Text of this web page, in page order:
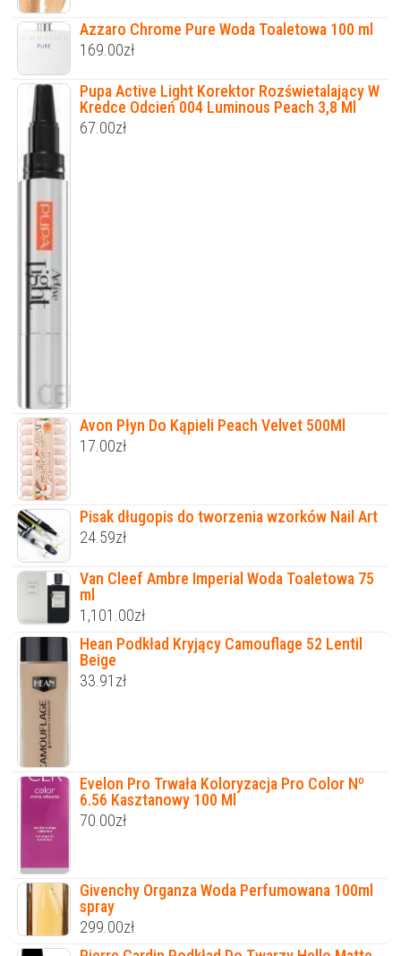
Azzaro Chrome Pure Woda Toaletowa 100 ml
169.00zł
Pupa Active Light Korektor Rozświetalający W
Kredce Odcień 004 Luminous Peach 3,8 Ml
67.00zł
Avon Płyn Do Kąpieli Peach Velvet 500Ml
17.00zł
Pisak długopis do tworzenia wzorków Nail Art
24.59zł
Van Cleef Ambre Imperial Woda Toaletowa 75
ml
1,101.00zł
Hean Podkład Kryjący Camouflage 52 Lentil
Beige
33.91 zł
Evelon Pro Trwała Koloryzacja Pro Color Nº
6.56 Kasztanowy 100 Ml
70.00zł
Givenchy Organza Woda Perfumowana 100ml
spray
299.00zł